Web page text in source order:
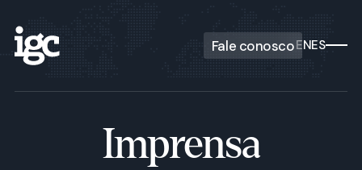
Fale conoscoENES
Imprensa